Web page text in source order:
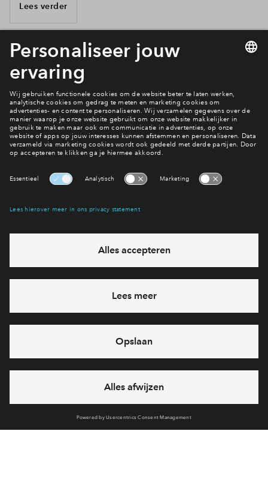
Lees verder
Hoe wil je wonen?
Bekijk het woningaanbod
Interesse? Meld je dan snel aan
Hiermee blijf je op de hoogte van het belangrijkste nieuws en
Ja, ik wil mij aanmelden
Heb je een vraag en wil je direct antwoord? Bel ons op
712 20 71
6 dagen per week beschikbaar (behalve tijdens
bereikbaar